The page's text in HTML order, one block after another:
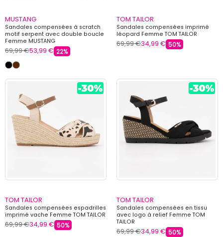
MUSTANG
Sandales compensées à scratch
motif serpent avec double boucle
Femme MUSTANG
69,99 €53,99 € 22%
TOM TAILOR
Sandales compensées imprimé
léopard Femme TOM TAILOR
69,99 €34,99 € 50%
TOM TAILOR
Sandales compensées espadrilles
imprimé vache Femme TOM TAILOR
69,99 €34,99 € 50%
TOM TAILOR
Sandales compensées en tissu
avec logo à relief Femme TOM
TAILOR
69,99 €34,99 € 50%